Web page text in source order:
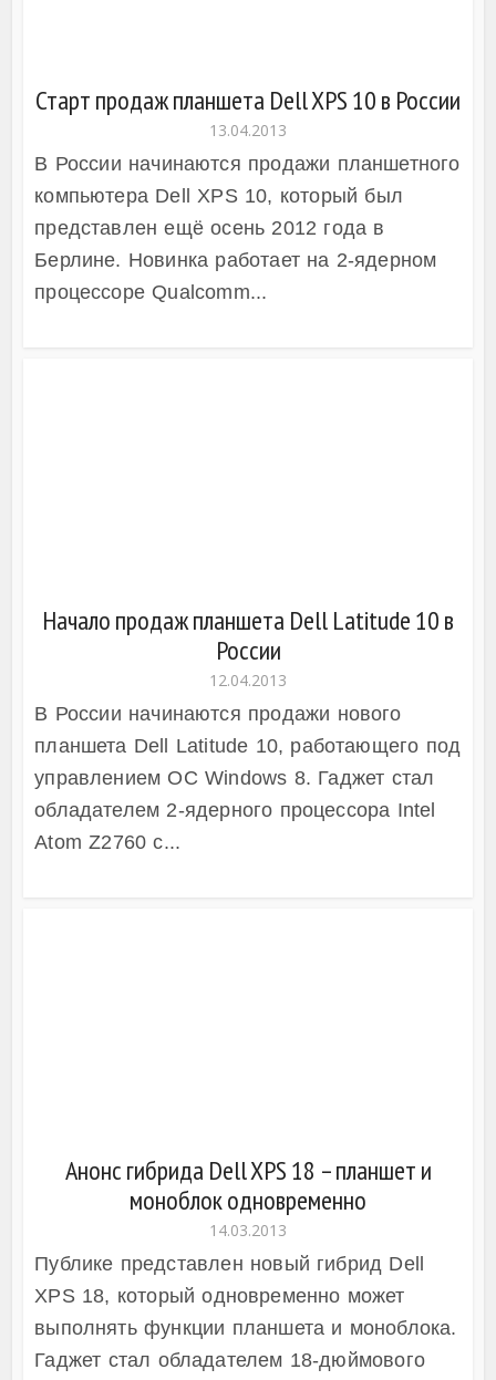
Dell Venue Pro
Старт продаж планшета Dell XPS 10 в России
13.04.2013
В России начинаются продажи планшетного
компьютера Dell XPS 10, который был
представлен ещё осень 2012 года в
Берлине. Новинка работает на 2-ядерном
процессоре Qualcomm...
Начало продаж планшета Dell Latitude 10 в
России
12.04.2013
В России начинаются продажи нового
планшета Dell Latitude 10, работающего под
управлением ОС Windows 8. Гаджет стал
обладателем 2-ядерного процессора Intel
Atom Z2760 с...
Анонс гибрида Dell XPS 18 – планшет и
моноблок одновременно
14.03.2013
Публике представлен новый гибрид Dell
XPS 18, который одновременно может
выполнять функции планшета и моноблока.
Гаджет стал обладателем 18-дюймового